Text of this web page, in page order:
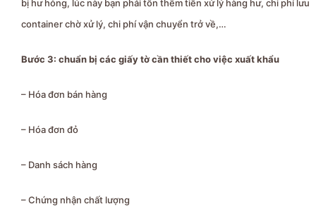
bị hư hỏng, lúc này bạn phải tốn thêm tiền xử lý hàng hư, chi phí lưu
container chờ xử lý, chi phí vận chuyển trở về,…
Bước 3: chuẩn bị các giấy tờ cần thiết cho việc xuất khẩu
– Hóa đơn bán hàng
– Hóa đơn đỏ
– Danh sách hàng
– Chứng nhận chất lượng